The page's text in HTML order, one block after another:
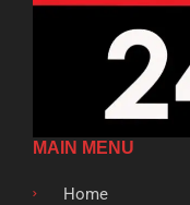
MAIN MENU
Home